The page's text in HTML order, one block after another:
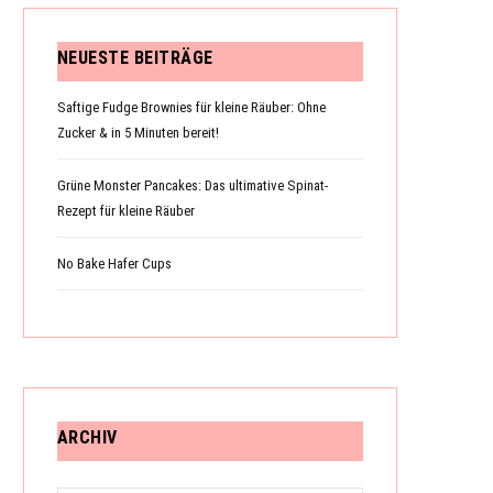
NEUESTE BEITRÄGE
Saftige Fudge Brownies für kleine Räuber: Ohne
Zucker & in 5 Minuten bereit!
Grüne Monster Pancakes: Das ultimative Spinat-
Rezept für kleine Räuber
No Bake Hafer Cups
ARCHIV